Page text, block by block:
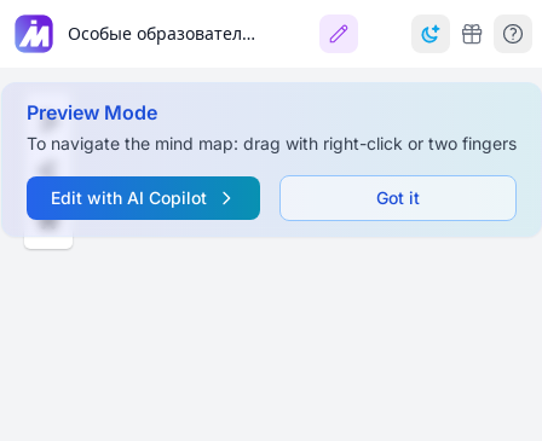
Особые образовательные потребности детей с особенностями психофизического развития
Preview Mode
To navigate the mind map: drag with right-click or two fingers
Edit with AI Copilot Got it